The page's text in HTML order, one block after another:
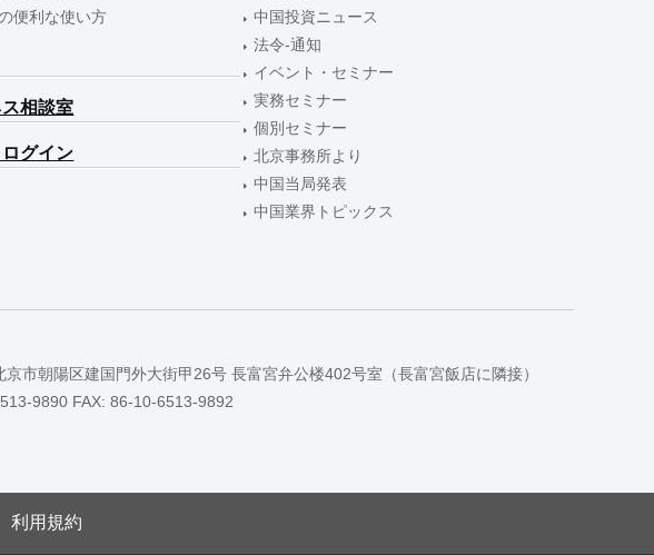
便利な使い方
相談室
グイン
中国投資ニュース
法令-通知
イベント・セミナー
実務セミナー
個別セミナー
北京事務所より
中国当局発表
中国業界トピックス
市朝陽区建国門外大街甲26号 長富宮弁公楼402号室（長富宮飯店に隣接）
9890 FAX: 86-10-6513-9892
利用規約